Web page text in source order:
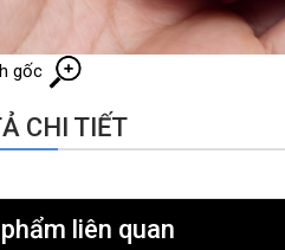
gốc
CHI TIẾT
liên quan